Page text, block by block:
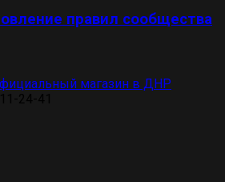
правил сообщества
магазин в ДНР